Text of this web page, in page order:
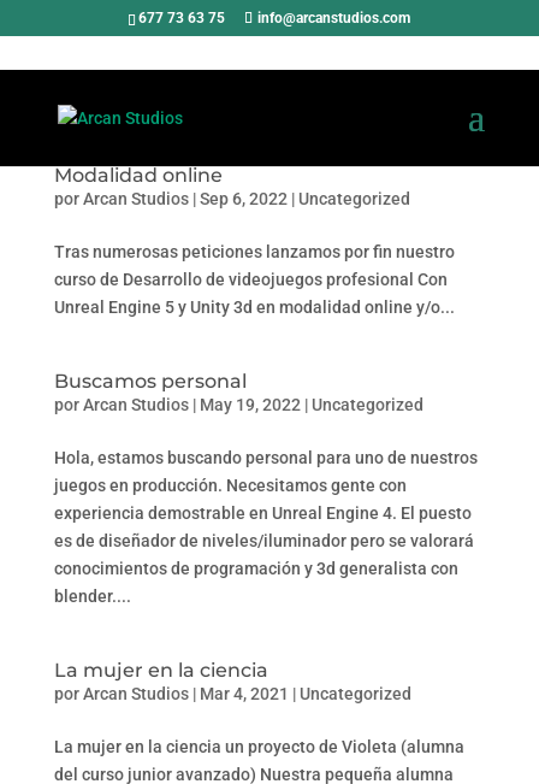
677 73 63 75 info@arcanstudios.com
Modalidad online
porArcan Studios|Sep 6, 2022 | Uncategorized
Tras numerosas peticiones lanzamos por fin nuestro
curso de Desarrollo de videojuegos profesional Con
Unreal Engine 5 y Unity 3d en modalidad online y/o...
Buscamos personal
porArcan Studios| May 19, 2022 | Uncategorized
Hola, estamos buscando personal para uno de nuestros
juegos en producción. Necesitamos gente con
experiencia demostrable en Unreal Engine 4. El puesto
es de diseñador de niveles/iluminador pero se valorará
conocimientos de programación y 3d generalista con
blender....
La mujer en la ciencia
porArcan Studios| Mar 4, 2021 | Uncategorized
La mujer en la ciencia un proyecto de Violeta (alumna
del curso junior avanzado) Nuestra pequeña alumna